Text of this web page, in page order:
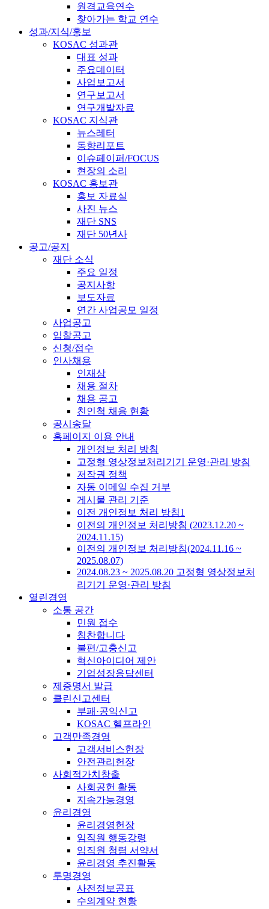
원격교육연수
찾아가는 학교 연수
성과/지식/홍보
KOSAC 성과관
대표 성과
주요데이터
사업보고서
연구보고서
연구개발자료
KOSAC 지식관
뉴스레터
동향리포트
이슈페이퍼/FOCUS
현장의 소리
KOSAC 홍보관
홍보 자료실
사진 뉴스
재단 SNS
재단 50년사
공고/공지
재단 소식
주요 일정
공지사항
보도자료
연간 사업공모 일정
사업공고
입찰공고
신청/접수
인사채용
인재상
채용 절차
채용 공고
친인척 채용 현황
공시송달
홈페이지 이용 안내
개인정보 처리 방침
고정형 영상정보처리기기 운영·관리 방침
저작권 정책
자동 이메일 수집 거부
게시물 관리 기준
이전 개인정보 처리 방침1
이전의 개인정보 처리방침 (2023.12.20 ~
2024.11.15)
이전의 개인정보 처리방침(2024.11.16 ~
2025.08.07)
2024.08.23 ~ 2025.08.20 고정형 영상정보처
리기기 운영·관리 방침
열린경영
소통 공간
민원 접수
칭찬합니다
불편/고충신고
혁신아이디어 제안
기업성장응답센터
제증명서 발급
클린신고센터
부패·공익신고
KOSAC 헬프라인
고객만족경영
고객서비스헌장
안전관리헌장
사회적가치창출
사회공헌 활동
지속가능경영
윤리경영
윤리경영헌장
임직원 행동강령
임직원 청렴 서약서
윤리경영 추진활동
투명경영
사전정보공표
수의계약 현황